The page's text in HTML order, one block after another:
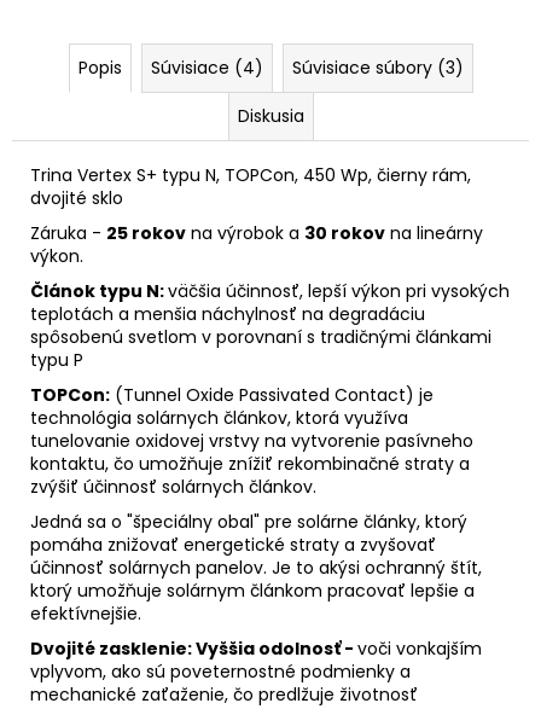
Popis Súvisiace (4)
Súvisiace súbory (3)
Diskusia
Trina Vertex S+ typu N, TOPCon, 450 Wp, čierny rám,
dvojité sklo
Záruka - 25 rokov na výrobok a 30 rokov na lineárny
výkon.
Článok typu N:väčšia účinnosť, lepší výkon pri vysokých
teplotách a menšia náchylnosť na degradáciu
spôsobenú svetlom v porovnaní s tradičnými článkami
typu P
TOPCon: (Tunnel Oxide Passivated Contact) je
technológia solárnych článkov, ktorá využíva
tunelovanie oxidovej vrstvy na vytvorenie pasívneho
kontaktu, čo umožňuje znížiť rekombinačné straty a
zvýšiť účinnosť solárnych článkov.
Jedná sa o "špeciálny obal" pre solárne články, ktorý
pomáha znižovať energetické straty a zvyšovať
účinnosť solárnych panelov. Je to akýsi ochranný štít,
ktorý umožňuje solárnym článkom pracovať lepšie a
efektívnejšie.
Dvojité zasklenie:Vyššia odolnosť - voči vonkajším
vplyvom, ako sú poveternostné podmienky a
mechanické zaťaženie, čo predlžuje životnosť